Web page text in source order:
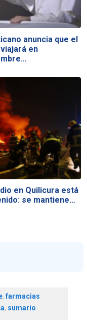
anuncia que el
en
en Quilicura está
se mantiene…
,farmacias
, sumario